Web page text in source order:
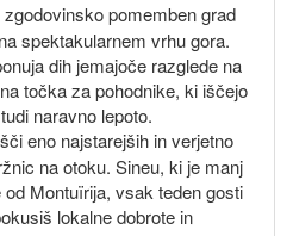
pomemben grad
spektakularnem vrhu gora.
dih jemajoče razglede na
točka za pohodnike, ki iščejo
naravno lepoto.
eno najstarejših in verjetno
na otoku. Sineu, ki je manj
Montuïrija, vsak teden gosti
lokalne dobrote in